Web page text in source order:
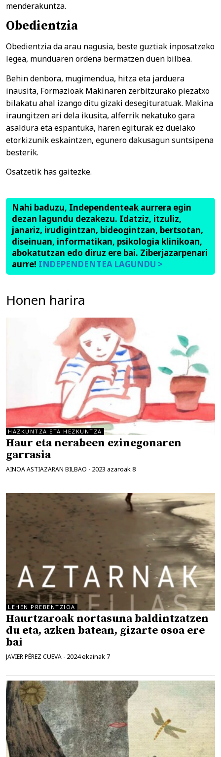
menderakuntza.
Obedientzia
Obedientzia da arau nagusia, beste guztiak inposatzeko
legea, munduaren ordena bermatzen duen bilbea.
Behin denbora, mugimendua, hitza eta jarduera
inausita, Formazioak Makinaren zerbitzurako piezatxo
bilakatu ahal izango ditu gizaki desegituratuak. Makina
iraungitzen ari dela ikusita, alferrik nekatuko gara
asaldura eta espantuka, haren egiturak ez duelako
etorkizunik eskaintzen, egunero dakusagun suntsipena
besterik.
Osatzetik has gaitezke.
Nahi baduzu, Independenteak aurrera egin
dezan lagundu dezakezu. Idatziz, itzuliz,
janariz, irudigintzan, bideogintzan, bertsotan,
diseinuan, informatikan, psikologia klinikoan,
abokatutzan edo diruz ere bai. Ziberjazarpenari
aurre! INDEPENDENTEA LAGUNDU >
Honen harira
HAZKUNTZA ETA HEZKUNTZA
Haur eta nerabeen ezinegonaren
garrasia
AINOA ASTIAZARAN BILBAO - 2023 azaroak 8
LEHEN PREBENTZIOA
Haurtzaroak nortasuna baldintzatzen
du eta, azken batean, gizarte osoa ere
bai
JAVIER PÉREZ CUEVA - 2024 ekainak 7